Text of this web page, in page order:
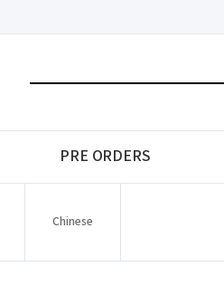
PRE ORDERS
Chinese